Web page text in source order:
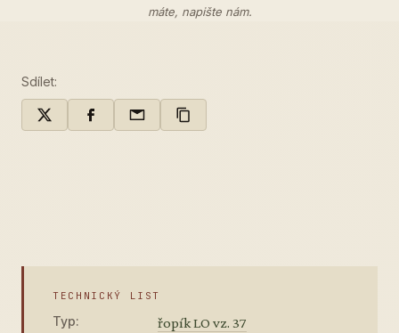
máte, napište nám.
Sdílet:
TECHNICKÝ LIST
Typ: řopík LO vz. 37